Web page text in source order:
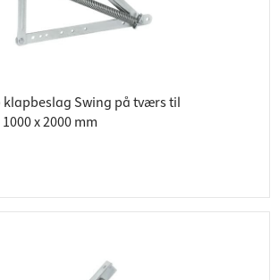
Swing på tværs til
x 2000 mm